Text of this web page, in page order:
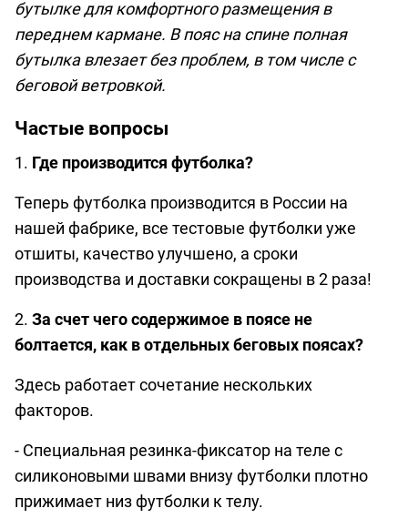
бутылке для комфортного размещения в
переднем кармане. В пояс на спине полная
бутылка влезает без проблем, в том числе с
беговой ветровкой.
Частые вопросы
1. Где производится футболка?
Теперь футболка производится в России на
нашей фабрике, все тестовые футболки уже
отшиты, качество улучшено, а сроки
производства и доставки сокращены в 2 раза!
2. За счет чего содержимое в поясе не
болтается, как в отдельных беговых поясах?
Здесь работает сочетание нескольких
факторов.
- Специальная резинка-фиксатор на теле с
силиконовыми швами внизу футболки плотно
прижимает низ футболки к телу.